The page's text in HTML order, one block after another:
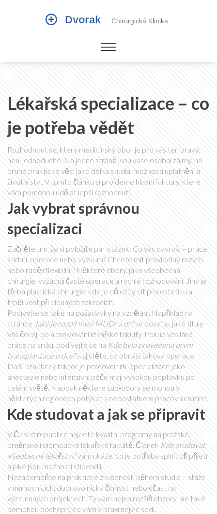
Lékařská specializace – co
je potřeba vědět
Rozhodnout se, který medicínský obor je pro vás ten pravý,
není jednoduché. Na jedné straně jsou vaše osobní zájmy, na
druhé praktické věci jako délka studia, možnosti uplatnění a
životní styl. V tomto článku si projdeme hlavní faktory, které
vám pomohou udělat lepší rozhodnutí.
Jak vybrat správnou
specializaci
Začněte tím, že si položíte pár otázek: Co vás baví víc – práce
s lidmi, operace nebo výzkum? Chcete mít pravidelný rozvrh
nebo raději flexibilní? Některé obory, jako všeobecná
chirurgie, vyžadují časté operace a rychlé rozhodování. Jiný je
třeba plastická chirurgie, kde je důležitý cit pro estetiku a
trpělivost při dlouhých zákrocích.
Podívejte se také na požadavky na vzdělání. Například na
stránceJaký je rozdíl mezi MUDr a dr?se dozvíte, jaké tituly
vás čekají po absolvování lékařské fakulty. Pokud vás láká
práce na srdci, podívejte se naKde byla provedena první
transplantace srdce?a zjistěte, co obnáší taková operace.
Další praktický faktor je pracovní trh. Specializace jako
anestezie nebo intenzivní péče mají vysokou poptávku po
celém světě. Naopak některé sub‑obory se mohou v
některých regionech potýkat s nedostatkem pracovních míst.
Kde studovat a jak se připravit
V České republice najdete kvalitní programy na pražské,
brněnské i olomoucké lékařské fakultě. ČlánekKde studovat
Všeobecné lékařství?vám ukáže, co je potřeba splnit při přijetí
a jaké jsou možnosti stipendií.
Nezapomeňte na praktické zkušenosti během studia – stáže
v nemocnicích, dobrovolnická činnost nebo účast na
výzkumných projektech. Ty vám nejen rozšíří obzory, ale také
pomohou pochopit, co vám v praxi nejvíc sedí.